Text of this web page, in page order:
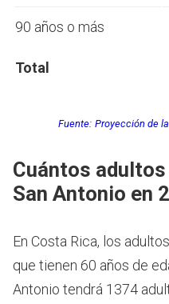
90 años o más
Total
Fuente: Proyección de
Cuántos
San Antonio en
En Costa Rica, los
que tienen 60 años de
Antonio tendrá 1374